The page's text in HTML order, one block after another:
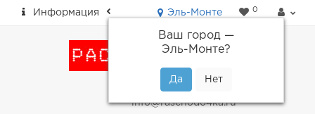
Информация Эль-Монте
Ваш город —
Эль-Монте?
0
пн-пт: с 9.00 до 18.00
info@raschodo4ka.ru